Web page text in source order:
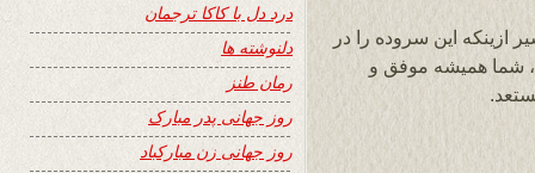
این سروده را در
نموده اید، شما همیشه موفق و
درد دل با کاکا ترجمان
دلنوشته ها
رمان طنز
روز جهانی پدر مبارک
روز جهانی زن مبارکباد